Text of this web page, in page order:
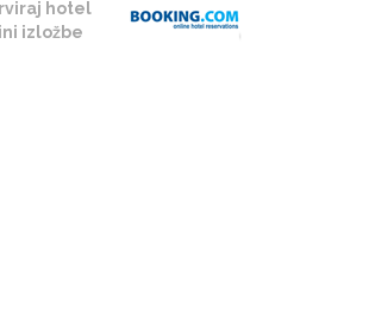
hotel
izložbe